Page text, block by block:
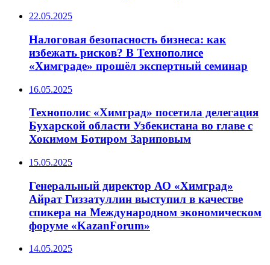
22.05.2025
Налоговая безопасность бизнеса: как
избежать рисков? В Технополисе
«Химграде» прошёл экспертный семинар
16.05.2025
Технополис «Химград» посетила делегация
Бухарской области Узбекистана во главе с
Хокимом Ботиром Зариповым
15.05.2025
Генеральный директор АО «Химград»
Айрат Гиззатуллин выступил в качестве
спикера на Международном экономическом
форуме «KazanForum»
14.05.2025